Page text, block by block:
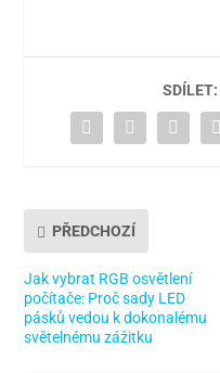
SDÍLET:
PŘEDCHOZÍ
Jak vybrat RGB osvětlení
počítače: Proč sady LED
pásků vedou k dokonalému
světelnému zážitku